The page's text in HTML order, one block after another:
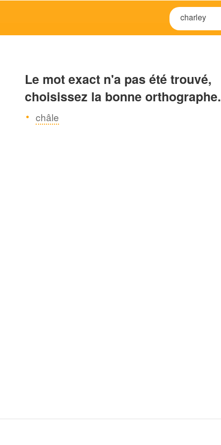
Le mot exact n'a pas été trouvé,
choisissez la bonne orthographe.
châle